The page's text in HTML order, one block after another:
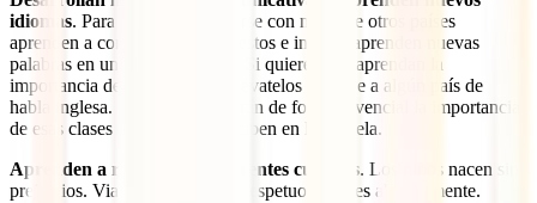
idiomas. Para poder comunicarse con niños de otros países
aprenden a comunicarse con gestos e incluso aprenden nuevas
palabras en un idioma distinto. Si quieres que aprendan la
importancia de hablar inglés, llévatelos de viaje a algún país de
habla inglesa. Verán y entenderán de forma vivencial la importancia
de esas clases de inglés que reciben en la escuela.
Aprenden a respetar las diferentes culturas. Los niños nacen sin
prejuicios. Viajar los hace más respetuosos y les abre la mente.